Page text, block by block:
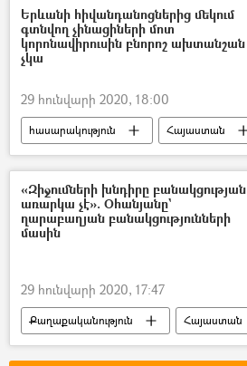
Երկրորդ համաշխարհային պատերազմ
ԽՍՀՄ
Երևանի հիվանդանոցներից մեկում
գտնվող չինացիների մոտ
կորոնավիրուսին բնորոշ ախտանշան
չկա
29 հունվարի 2020, 18:00
հասարակություն
Հայաստան
կորոնավիրուս
ՀՀ առողջապահության նախարարություն
Կորոնավիրուսը աշխարհում
«Զիջումների խնդիրը բանակցության
առարկա չէ». Օհանյանը`
ղարաբաղյան բանակցությունների
մասին
29 հունվարի 2020, 17:47
Քաղաքականություն
Հայաստան
Սեյրան Օհանյան